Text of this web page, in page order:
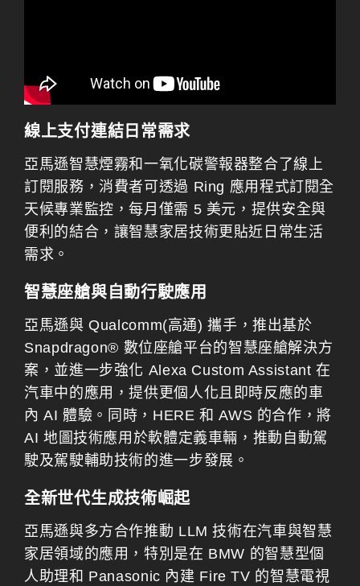
線上支付連結日常需求
亞馬遜智慧煙霧和一氧化碳警報器整合了線上
訂閱服務，消費者可透過 Ring 應用程式訂閱全
天候專業監控，每月僅需 5 美元，提供安全與
便利的結合，讓智慧家居技術更貼近日常生活
需求。
智慧座艙與自動行駛應用
亞馬遜與 Qualcomm(高通) 攜手，推出基於
Snapdragon® 數位座艙平台的智慧座艙解決方
案，並進一步強化 Alexa Custom Assistant 在
汽車中的應用，提供更個人化且即時反應的車
內 AI 體驗。同時，HERE 和 AWS 的合作，將
AI 地圖技術應用於軟體定義車輛，推動自動駕
駛及駕駛輔助技術的進一步發展。
全新世代生成技術崛起
亞馬遜與多方合作推動 LLM 技術在汽車與智慧
家居領域的應用，特別是在 BMW 的智慧型個
人助理和 Panasonic 內建 Fire TV 的智慧電視